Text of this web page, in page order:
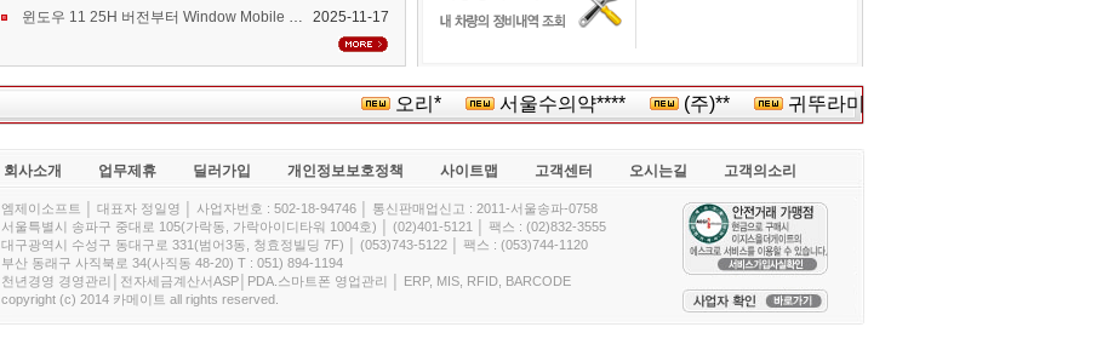
윈도우 11 25H 버전부터 Window Mobile Device Center 지원 중단 안내
2025-11-17
오리* 서울수의약**** (주)** 귀뚜라미보일******
회사소개 업무제휴 딜러가입 개인정보보호정책 사이트맵 고객센터 오시는길 고객의소리
엠제이소프트 │ 대표자 정일영 │ 사업자번호 : 502-18-94746 │ 통신판매업신고 : 2011-서울송파-0758
서울특별시 송파구 중대로 105(가락동, 가락아이디타워 1004호) │ (02)401-5121 │ 팩스 : (02)832-3555
대구광역시 수성구 동대구로 331(범어3동, 청효정빌딩 7F) │ (053)743-5122 │ 팩스 : (053)744-1120
부산 동래구 사직북로 34(사직동 48-20) T : 051) 894-1194
천년경영 경영관리│전자세금계산서ASP│PDA.스마트폰 영업관리 │ ERP, MIS, RFID, BARCODE
copyright (c) 2014 카메이트 all rights reserved.